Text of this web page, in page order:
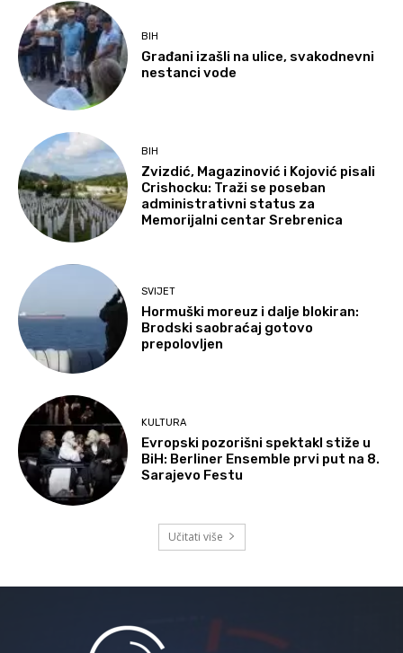
BIH
Građani izašli na ulice, svakodnevni
nestanci vode
BIH
Zvizdić, Magazinović i Kojović pisali
Crishocku: Traži se poseban
administrativni status za
Memorijalni centar Srebrenica
SVIJET
Hormuški moreuz i dalje blokiran:
Brodski saobraćaj gotovo
prepolovljen
KULTURA
Evropski pozorišni spektakl stiže u
BiH: Berliner Ensemble prvi put na 8.
Sarajevo Festu
Učitati više